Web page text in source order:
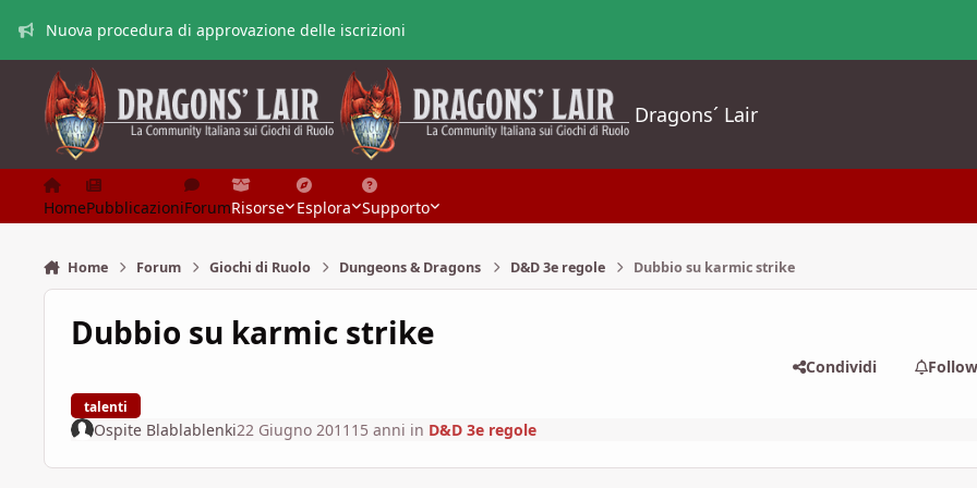
Nuova procedura di approvazione delle iscrizioni
Dragons´ Lair
HomePubblicazioniForumRisorse Esplora Supporto
Home Forum Giochi di Ruolo Dungeons & Dragons D&D 3e regole Dubbio su karmic strike
Dubbio su karmic strike
talenti
Condividi
Ospite Blablablenki22 Giugno 2011 15 anni in D&D 3e regole